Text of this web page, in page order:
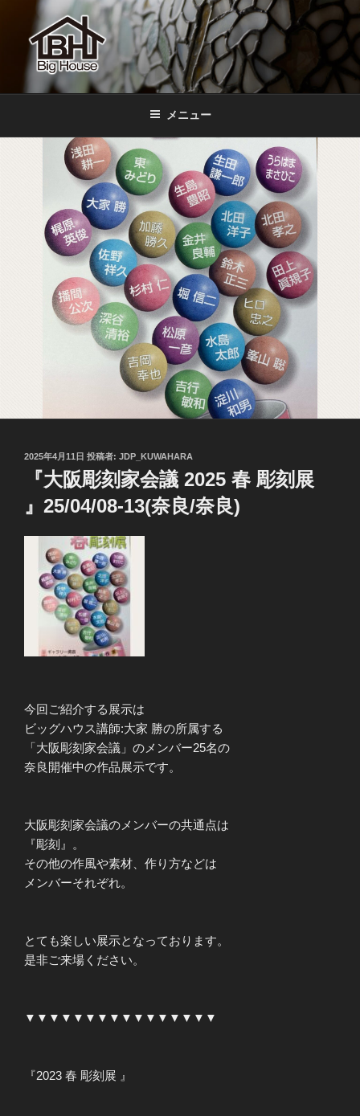
BIGHOUSE
ステンドグラス工房 大家勝 奈良 生駒 新石切 教室
メニュー
投
2025年4月11日 投稿者: JDP_KUWAHARA
『大阪彫刻家会議 2025 春 彫刻展
』25/04/08-13(奈良/奈良)
今回ご紹介する展示は
ビッグハウス講師:大家 勝の所属する
「大阪彫刻家会議」のメンバー25名の
奈良開催中の作品展示です。
大阪彫刻家会議のメンバーの共通点は
『彫刻』。
その他の作風や素材、作り方などは
メンバーそれぞれ。
とても楽しい展示となっております。
是非ご来場ください。
▼▼▼▼▼▼▼▼▼▼▼▼▼▼▼▼
『2023 春 彫刻展 』